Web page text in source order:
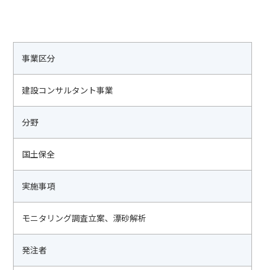
事業区分
建設コンサルタント事業
分野
国土保全
実施事項
モニタリング調査立案、漂砂解析
発注者